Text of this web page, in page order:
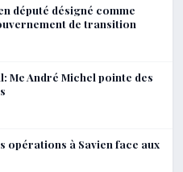
député désigné comme
de transition
Me André Michel pointe des
opérations à Savien face aux